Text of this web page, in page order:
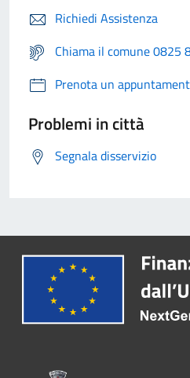
Richiedi Assistenza
Chiama il comune 0825
Prenota un
Problemi in città
Segnala disservizio